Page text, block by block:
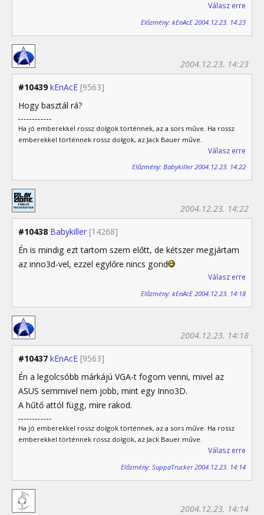
Válasz erre
Előzmény: kEnAcE 2004.12.23. 14:23
#10439 kEnAcE [9563]
2004.12.23. 14:23
Hogy basztál rá?
Ha jó emberekkel rossz dolgok történnek, az a sors műve. Ha rossz
emberekkel történnek rossz dolgok, az Jack Bauer műve.
Válasz erre
Előzmény: Babykiller 2004.12.23. 14:22
#10438 Babykiller [14268]
2004.12.23. 14:22
Én is mindig ezt tartom szem előtt, de kétszer megjártam
az inno3d-vel, ezzel egylőre nincs gond
Válasz erre
Előzmény: kEnAcE 2004.12.23. 14:18
#10437 kEnAcE [9563]
2004.12.23. 14:18
Én a legolcsóbb márkájú VGA-t fogom venni, mivel az
ASUS semmivel nem jobb, mint egy Inno3D.
A hűtő attól függ, mire rakod.
Ha jó emberekkel rossz dolgok történnek, az a sors műve. Ha rossz
emberekkel történnek rossz dolgok, az Jack Bauer műve.
Válasz erre
Előzmény: SuppaTrucker 2004.12.23. 14:14
2004.12.23. 14:14